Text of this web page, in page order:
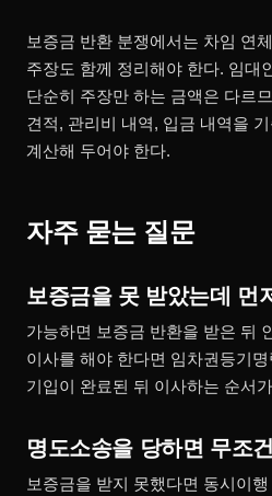
보증금 반환 분쟁에서는 차임 연
주장도 함께 정리해야 한다. 임대
단순히 주장만 하는 금액은 다르
견적, 관리비 내역, 입금 내역을
계산해 두어야 한다.
자주 묻는 질문
보증금을 못 받았는데 먼
가능하면 보증금 반환을 받은 뒤
이사를 해야 한다면 임차권등기
기입이 완료된 뒤 이사하는 순서
명도소송을 당하면 무조
보증금을 받지 못했다면 동시이